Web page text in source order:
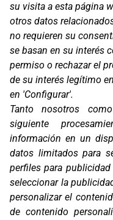
Gavà (Barcelona)
Contacto
T. (+34) 93 638 38 60
Email:corver@corver.es
Marcas
Productos
su visita a esta página
otros datos
no requieren su
se basan en su interés
permiso o rechazar el
de su interés legítimo
en 'Configurar'.
Tanto nosotros
siguiente
información en un
datos limitados para
perfiles para publicidad
seleccionar la
personalizar el
de contenido